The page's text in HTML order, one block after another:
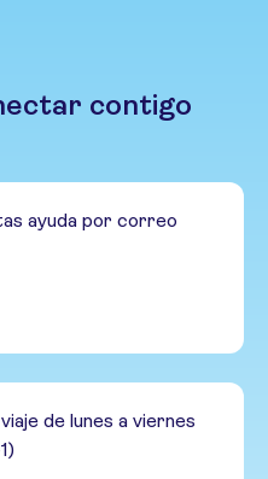
contigo
ayuda por correo
de lunes a viernes